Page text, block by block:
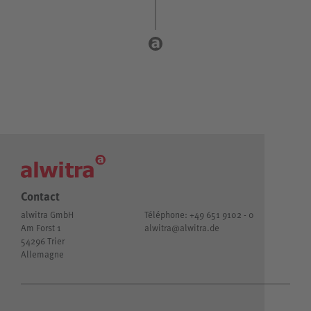
Contact
alwitra GmbH
Am Forst 1
54296 Trier
Allemagne
Téléphone: +49 651 9102 - 0
alwitra@alwitra.de